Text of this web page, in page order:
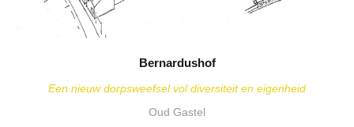
Bernardushof
Een nieuw dorpsweefsel vol diversiteit en eigenheid
Oud Gastel